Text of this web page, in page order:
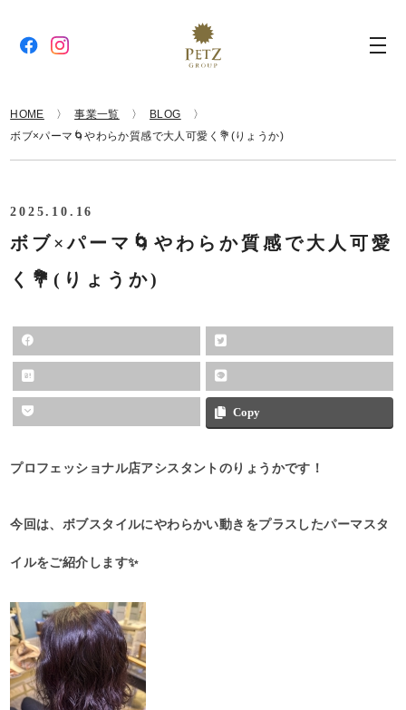
HOME 事業一覧
BLOG
ボブ×パーマ🌀やわらか質感で大人可愛く💐(りょうか)
2025.10.16
ボブ×パーマ🌀やわらか質感で大人可愛
く💐(りょうか)
Copy
プロフェッショナル店アシスタントのりょうかです！
今回は、ボブスタイルにやわらかい動きをプラスしたパーマスタ
イルをご紹介します✨